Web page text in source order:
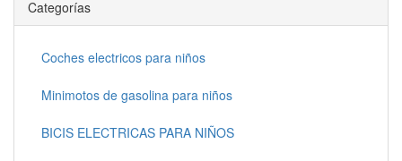
Categorías
Coches electricos para niños
Minimotos de gasolina para niños
BICIS ELECTRICAS PARA NIÑOS